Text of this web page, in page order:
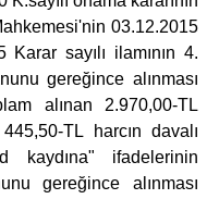
03.12.2015
sayılı ilamının 4.
gereğince alınması
alınan 2.970,00-TL
TL harcın davalı
ifadelerinin
gereğince alınması